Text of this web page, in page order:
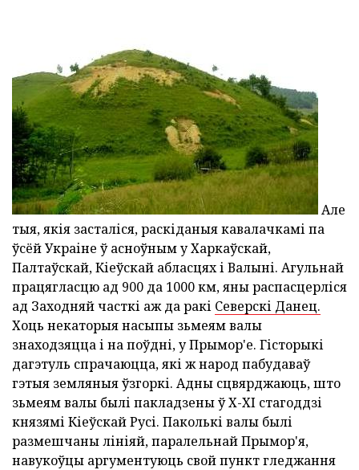
Але
тыя, якія засталіся, раскіданыя кавалачкамі па
ўсёй Украіне ў асноўным у Харкаўскай,
Палтаўскай, Кіеўскай абласцях і Валыні. Агульнай
працягласцю ад 900 да 1000 км, яны распасцерліся
ад Заходняй часткі аж да ракі Северскі Данец.
Хоць некаторыя насыпы зьмеям валы
знаходзяцца і на поўдні, у Прымор'е. Гісторыкі
дагэтуль спрачаюцца, які ж народ пабудаваў
гэтыя земляныя ўзгоркі. Адны сцвярджаюць, што
зьмеям валы былі пакладзены ў Х-ХІ стагоддзі
князямі Кіеўскай Русі. Паколькі валы былі
размешчаны лініяй, паралельнай Прымор'я,
навукоўцы аргументуюць свой пункт гледжання